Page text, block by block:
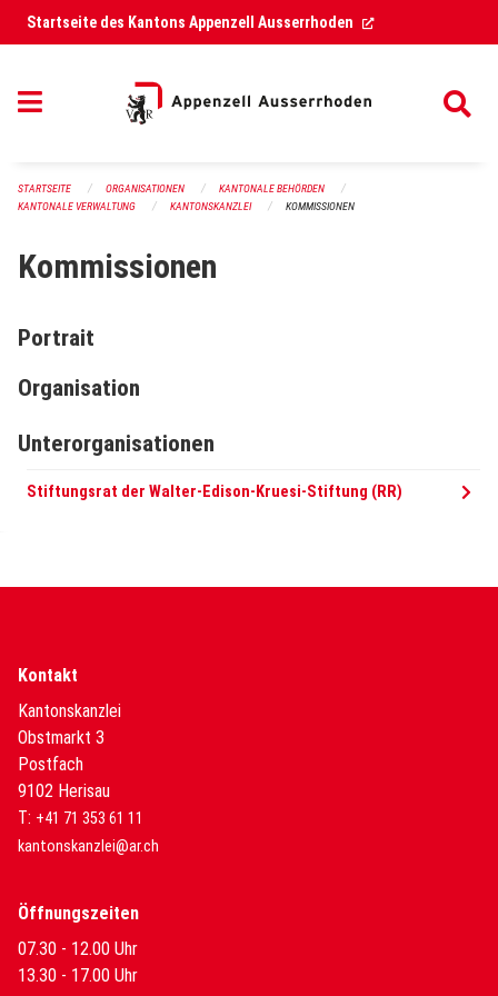
Navigation überspringen
Startseite des Kantons Appenzell Ausserrhoden (External Link)
STARTSEITE ORGANISATIONEN
KANTONALE BEHÖRDEN
KANTONALE VERWALTUNG
KANTONSKANZLEI KOMMISSIONEN
Kommissionen
Portrait
Organisation
Unterorganisationen
Stiftungsrat der Walter-Edison-Kruesi-Stiftung (RR)
Kontakt
Kantonskanzlei
Obstmarkt 3
Postfach
9102 Herisau
T: +41 71 353 61 11
kantonskanzlei@ar.ch
Öffnungszeiten
07.30 - 12.00 Uhr
13.30 - 17.00 Uhr